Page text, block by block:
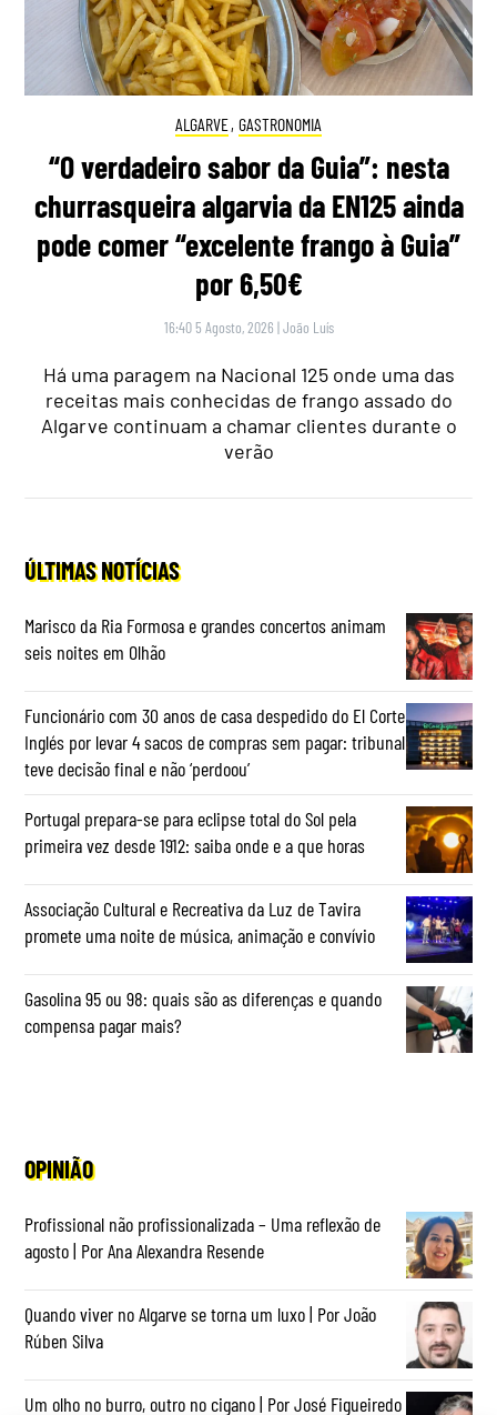
ALGARVE, GASTRONOMIA
“O verdadeiro sabor da Guia”: nesta
churrasqueira algarvia da EN125 ainda
pode comer “excelente frango à Guia”
por 6,50€
16:40 5 Agosto, 2026 |João Luís
Há uma paragem na Nacional 125 onde uma das
receitas mais conhecidas de frango assado do
Algarve continuam a chamar clientes durante o
verão
ÚLTIMAS NOTÍCIAS
Marisco da Ria Formosa e grandes concertos animam
seis noites em Olhão
Funcionário com 30 anos de casa despedido do El Corte
Inglés por levar 4 sacos de compras sem pagar: tribunal
teve decisão final e não ‘perdoou’
Portugal prepara-se para eclipse total do Sol pela
primeira vez desde 1912: saiba onde e a que horas
Associação Cultural e Recreativa da Luz de Tavira
promete uma noite de música, animação e convívio
Gasolina 95 ou 98: quais são as diferenças e quando
compensa pagar mais?
OPINIÃO
Profissional não profissionalizada – Uma reflexão de
agosto | Por Ana Alexandra Resende
Quando viver no Algarve se torna um luxo | Por João
Rúben Silva
Um olho no burro, outro no cigano | Por José Figueiredo